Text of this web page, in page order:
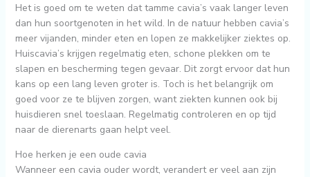
Het is goed om te weten dat tamme cavia’s vaak langer leven
dan hun soortgenoten in het wild. In de natuur hebben cavia’s
meer vijanden, minder eten en lopen ze makkelijker ziektes op.
Huiscavia’s krijgen regelmatig eten, schone plekken om te
slapen en bescherming tegen gevaar. Dit zorgt ervoor dat hun
kans op een lang leven groter is. Toch is het belangrijk om
goed voor ze te blijven zorgen, want ziekten kunnen ook bij
huisdieren snel toeslaan. Regelmatig controleren en op tijd
naar de dierenarts gaan helpt veel.
Hoe herken je een oude cavia
Wanneer een cavia ouder wordt, verandert er veel aan zijn